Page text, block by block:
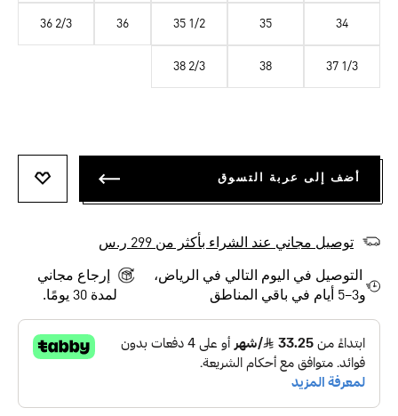
34
35
35 1/2
36
36 2/3
37 1/3
38
38 2/3
أضف إلى عربة التسوق
توصيل مجاني عند الشراء بأكثر من 299 ر.س
التوصيل في اليوم التالي في الرياض،
و3–5 أيام في باقي المناطق
إرجاع مجاني
لمدة 30 يومًا.